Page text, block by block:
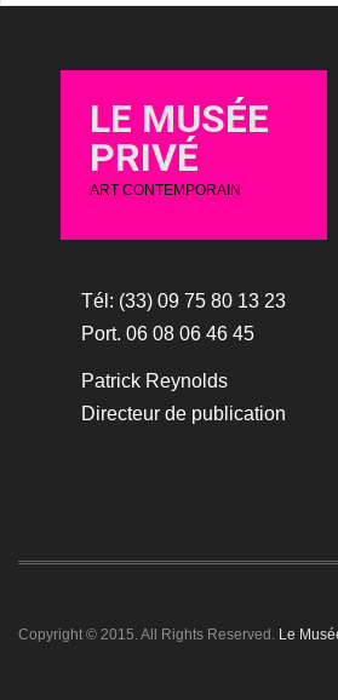
LE MUSÉE
PRIVÉ
ART CONTEMPORAIN
Tél: (33) 09 75 80 13 23
Port. 06 08 06 46 45
Patrick Reynolds
Directeur de publication
Copyright © 2015. All Rights Reserved. Le